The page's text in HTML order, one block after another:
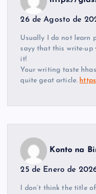
26 de Agosto de
Usually I do not learn
sayy that this write-up
it!
Your writing taste
quite geat article.
Konto na
25 de Enero de
I don’t think the title